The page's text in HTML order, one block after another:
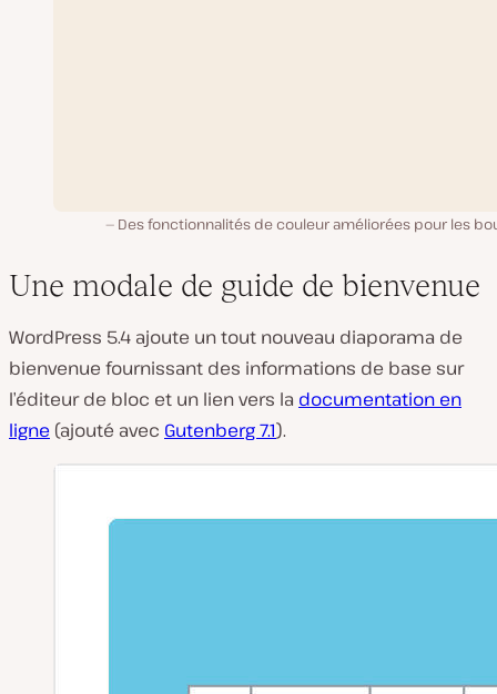
Des fonctionnalités de couleur améliorées pour les
Une modale de guide de bienvenue
WordPress 5.4 ajoute un tout nouveau diaporama de
bienvenue fournissant des informations de base sur
l’éditeur de bloc et un lien vers la documentation en
ligne (ajouté avec Gutenberg 7.1).